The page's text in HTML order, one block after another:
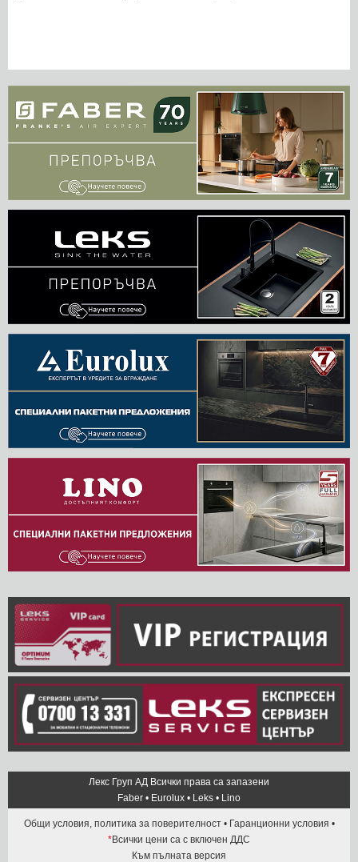
Лекс Груп АД Всички права са запазени
Faber • Eurolux • Leks • Lino
Общи условия, политика за поверителност• Гаранционни условия •
*Всички цени са с включен ДДС
Към пълната версия